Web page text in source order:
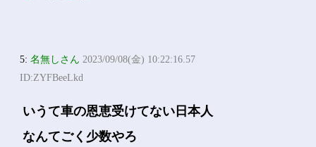
5:名無しさん 2023/09/08(金) 10:22:16.57
ID:ZYFBeeLkd
いうて車の恩恵受けてない日本人
なんてごく少数やろ